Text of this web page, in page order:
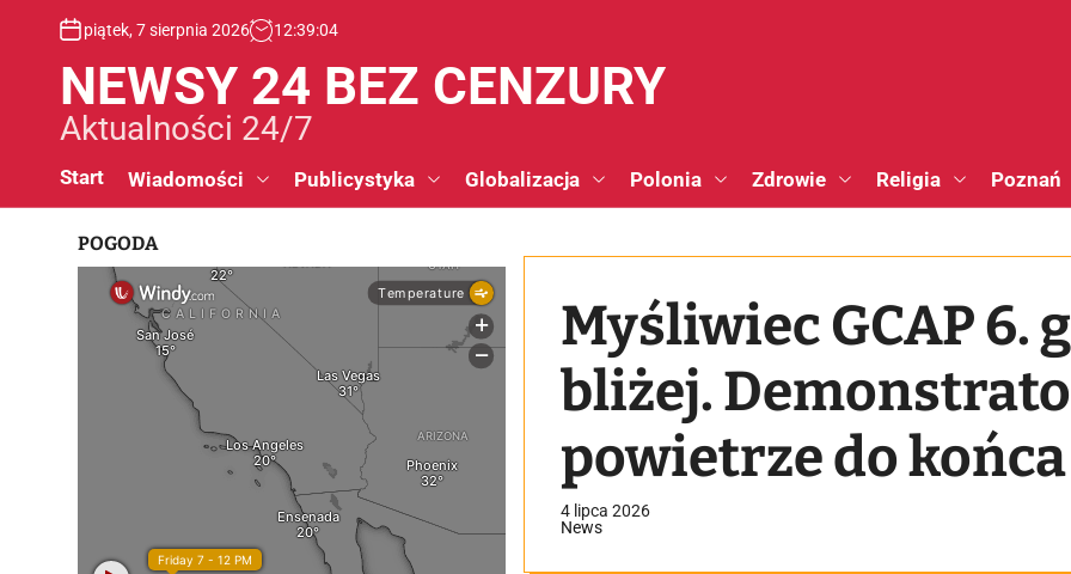
piątek, 7 sierpnia 2026 12:39:05
NEWSY 24 BEZ CENZURY
Aktualności 24/7
Start Wiadomości Publicystyka Globalizacja Polonia Zdrowie Religia Poznań
Myśliwiec GCAP 6.
bliżej.
powietrze do
4 lipca 2026
News
POGODA